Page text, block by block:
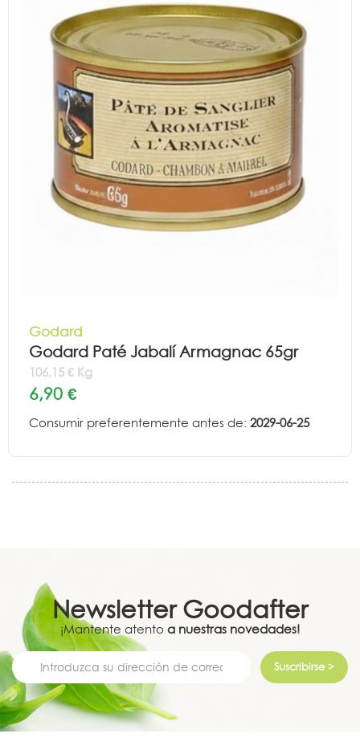
Godard
Godard Paté Jabalí Armagnac 65gr
106,15 € Kg
6,90 €
Consumir preferentemente antes de: 2029-06-25
Newsletter Goodafter
¡Mantente atento a nuestras novedades!
Suscribirse >